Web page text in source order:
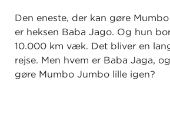
Den eneste, der kan gøre
er heksen Baba Jago. Og hun
10.000 km væk. Det bliver en
rejse. Men hvem er Baba Jaga,
gøre Mumbo Jumbo lille igen?